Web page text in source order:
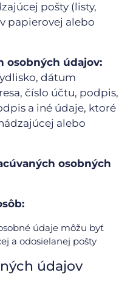
pošty (listy,
papierovej alebo
osobných údajov:
dátum
číslo účtu, podpis,
a iné údaje, ktoré
alebo
osobných
údaje môžu byť
a odosielanej pošty
údajov